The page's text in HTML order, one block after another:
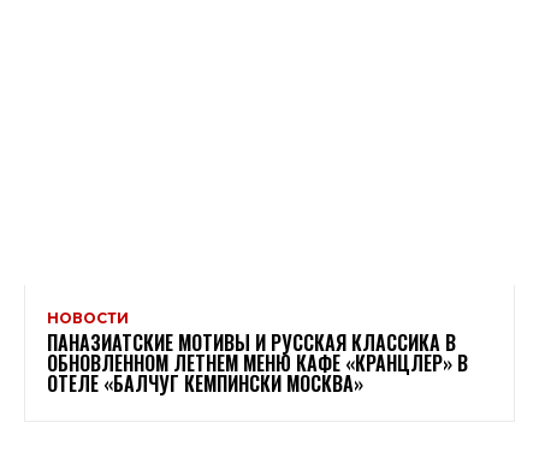
НОВОСТИ
ПАНАЗИАТСКИЕ МОТИВЫ И РУССКАЯ КЛАССИКА В
ОБНОВЛЕННОМ ЛЕТНЕМ МЕНЮ КАФЕ «КРАНЦЛЕР» В
ОТЕЛЕ «БАЛЧУГ КЕМПИНСКИ МОСКВА»